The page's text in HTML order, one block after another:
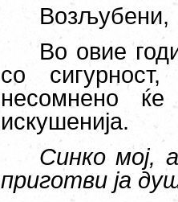
Возљубени,
Во овие
со
несомнено
искушенија.
Синко мој,
приготви ја